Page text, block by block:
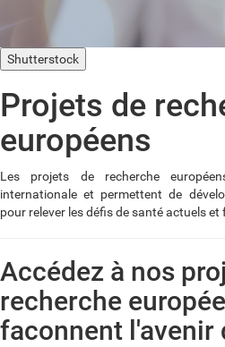
Shutterstock
Projets de
européens
Les projets de recherche
internationale et permettent de
pour relever les défis de santé actuels et
Accédez à nos
recherche
faconnent l'avenir